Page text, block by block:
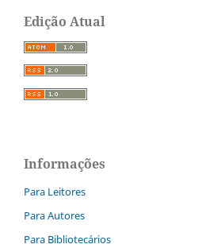
Edição Atual
Informações
Para Leitores
Para Autores
Para Bibliotecários